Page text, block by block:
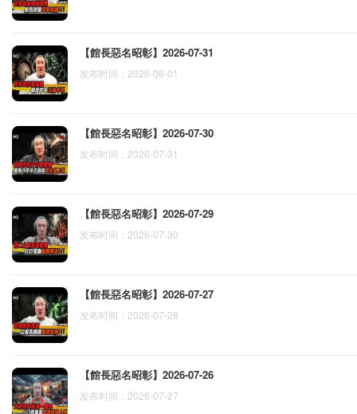
【館長惡名昭彰】2026-07-31
发布时间：2026-08-01
【館長惡名昭彰】2026-07-30
发布时间：2026-07-31
【館長惡名昭彰】2026-07-29
发布时间：2026-07-30
【館長惡名昭彰】2026-07-27
发布时间：2026-07-28
【館長惡名昭彰】2026-07-26
发布时间：2026-07-27